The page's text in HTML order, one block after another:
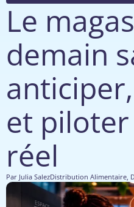
Le
demain
et
réel
Par Julia SalezDistribution Alimentaire,